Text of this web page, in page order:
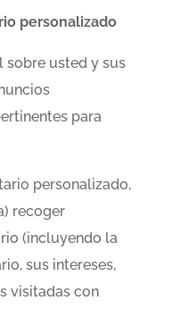
personalizado
sobre usted y sus
para
personalizado,
recoger
(incluyendo la
sus intereses,
visitadas con